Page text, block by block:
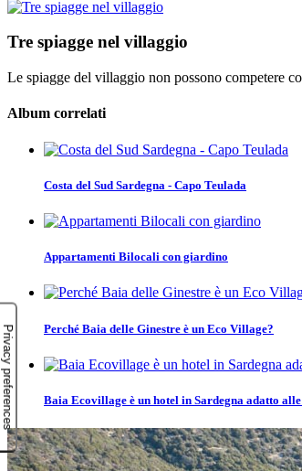
Tre spiagge nel villaggio
Le spiagge del villaggio non possono competere
Album correlati
Costa del Sud Sardegna - Capo Teulada
Appartamenti Bilocali con giardino
Perché Baia delle Ginestre è un Eco Village?
Baia Ecovillage è un hotel in Sardegna adatto